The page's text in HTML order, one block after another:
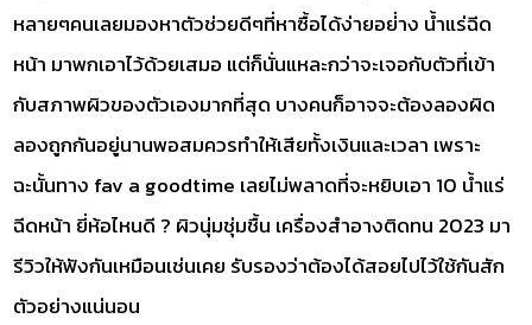
หลายๆคนเลยมองหาตัวช่วยดีๆที่หาซื้อได้ง่ายอย่่าง น้ำแร่ฉีด
หน้า มาพกเอาไว้ด้วยเสมอ แต่ก็นั่นแหละกว่าจะเจอกับตัวที่เข้า
กับสภาพผิวของตัวเองมากที่สุด บางคนก็อาจจะต้องลองผิด
ลองถูกกันอยู่นานพอสมควรทำให้เสียทั้งเงินและเวลา เพราะ
ฉะนั้นทาง fav a goodtime เลยไม่พลาดที่จะหยิบเอา 10 น้ำแร่
ฉีดหน้า ยี่ห้อไหนดี ? ผิวนุ่มชุ่มชื้น เครื่องสำอางติดทน 2023 มา
รีวิวให้ฟังกันเหมือนเช่นเคย รับรองว่าต้องได้สอยไปไว้ใช้กันสัก
ตัวอย่างแน่นอน